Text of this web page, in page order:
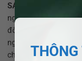
SAIGON
. Với cam
nghiệm thực chiến
đối tác pháp lý
ngay cho chúng
chuyên sâu.